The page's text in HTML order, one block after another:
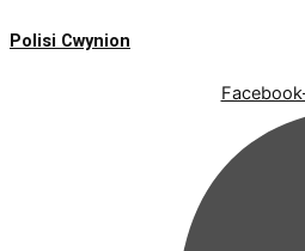
Polisi Cwynion